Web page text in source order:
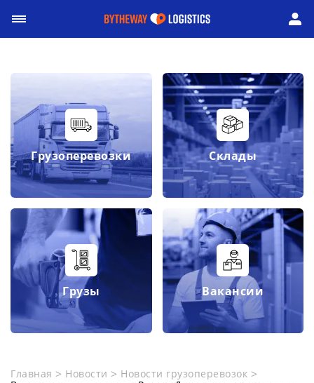
Грузоперевозки Склады
Грузы Вакансии
Главная Новости
Новости грузоперевозок